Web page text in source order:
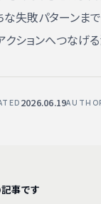
な失敗パターン
クションへつなげ
2026.06.19
事です